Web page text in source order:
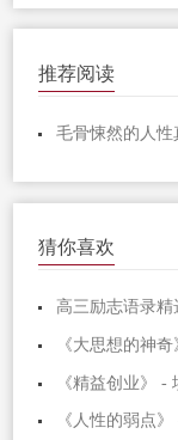
推荐阅读
毛骨悚然的人性
猜你喜欢
高三励志语录
《大思想的神
《精益创业》 -
《人性的弱点